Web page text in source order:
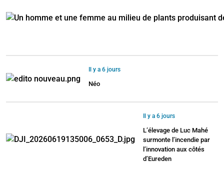
Il y a 6 jours
Néo
Il y a 6 jours
L’élevage de Luc Mahé
surmonte l’incendie par
l’innovation aux côtés
d’Eureden